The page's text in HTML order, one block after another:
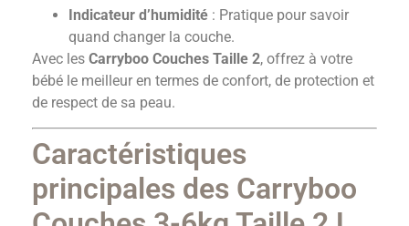
Indicateur d’humidité : Pratique pour savoir
quand changer la couche.
Avec les Carryboo Couches Taille 2, offrez à votre
bébé le meilleur en termes de confort, de protection et
de respect de sa peau.
Caractéristiques
principales des Carryboo